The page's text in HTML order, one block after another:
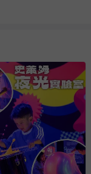
使用的全新狀態，
日內提出），如為
責處理，若非瑕疵
查詢該筆訂單，
相關退貨問題，請
將依序為您處理